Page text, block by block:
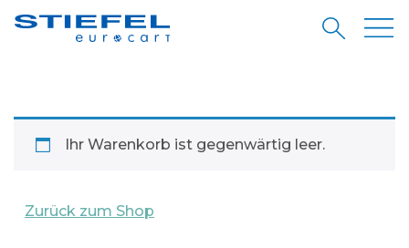
Ihr Warenkorb ist gegenwärtig leer.
Zurück zum Shop